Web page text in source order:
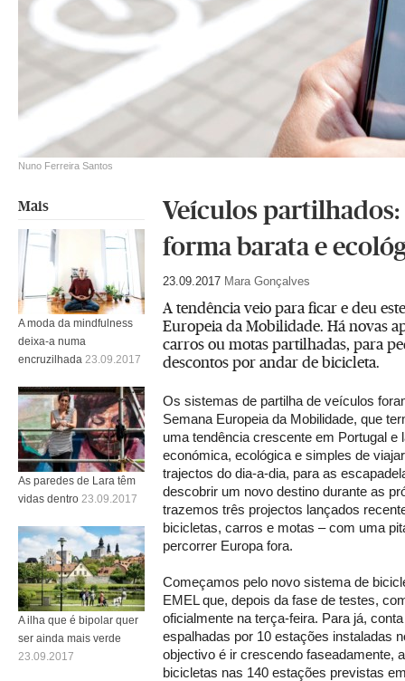
Nuno Ferreira Santos
Veículos partilhados:
forma barata e
23.09.2017 Mara Gonçalves
A tendência veio para ficar e deu
Europeia da Mobilidade. Há novas
carros ou motas partilhadas, para
descontos por andar de bicicleta.
Os sistemas de partilha de veículos
Semana Europeia da Mobilidade, que
uma tendência crescente em Portugal e
económica, ecológica e simples de
trajectos do dia-a-dia, para as
descobrir um novo destino durante as
trazemos três projectos lançados
bicicletas, carros e motas – com uma
percorrer Europa fora.
Começamos pelo novo sistema de
EMEL que, depois da fase de testes,
oficialmente na terça-feira. Para já,
espalhadas por 10 estações instaladas
objectivo é ir crescendo faseadamente,
bicicletas nas 140 estações previstas
Mais
A moda da mindfulness
deixa-a numa
encruzilhada 23.09.2017
As paredes de Lara têm
vidas dentro 23.09.2017
A ilha que é bipolar quer
ser ainda mais verde
23.09.2017